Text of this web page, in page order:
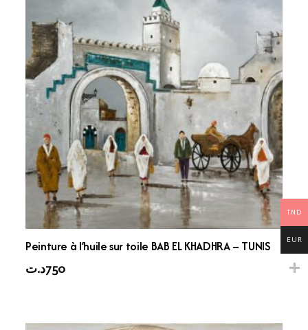
Peinture à l’huile sur toile BAB EL KHADHRA – TUNIS
750د.ت
TND
EUR